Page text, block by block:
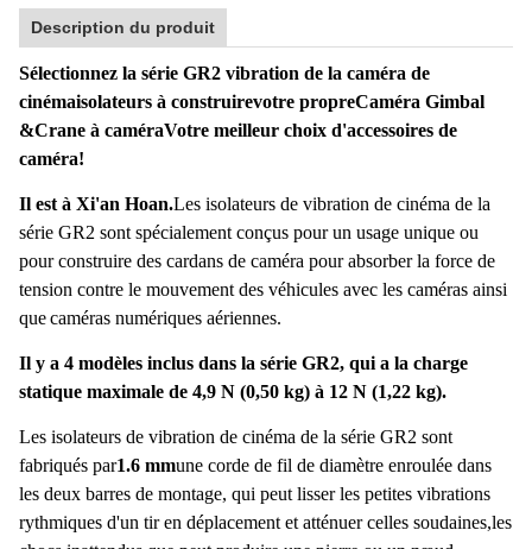
Description du produit
Sélectionnez la série GR2 vibration de la caméra de
cinémaisolateurs à construirevotre propreCaméra Gimbal
&Crane à caméraVotre meilleur choix d'accessoires de
caméra!
Il est à Xi'an Hoan.Les isolateurs de vibration de cinéma de la
série GR2 sont spécialement conçus pour un usage unique ou
pour construire des cardans de caméra pour absorber la force de
tension contre le mouvement des véhicules avec les caméras ainsi
quecaméras numériques aériennes.
Il y a 4 modèles inclus dans la série GR2, qui a la charge
statique maximale de 4,9 N (0,50 kg) à 12 N (1,22 kg).
Les isolateurs de vibration de cinéma de la série GR2 sont
fabriqués par1.6 mmune corde de fil de diamètre enroulée dans
les deux barres de montage, qui peut lisser les petites vibrations
rythmiques d'un tir en déplacement et atténuer celles soudaines,les